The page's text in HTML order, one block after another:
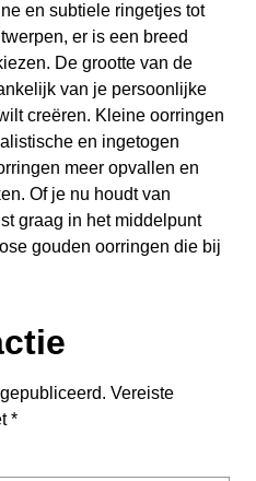
en subtiele ringetjes tot
er is een breed
De grootte van de
van je persoonlijke
creëren. Kleine oorringen
en ingetogen
meer opvallen en
Of je nu houdt van
graag in het middelpunt
gouden oorringen die bij
Vereiste
*